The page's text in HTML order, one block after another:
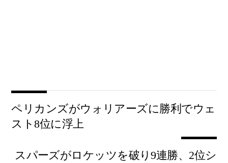
ペリカンズがウォリアーズに勝利でウェ
スト8位に浮上
スパーズがロケッツを破り9連勝、2位シ